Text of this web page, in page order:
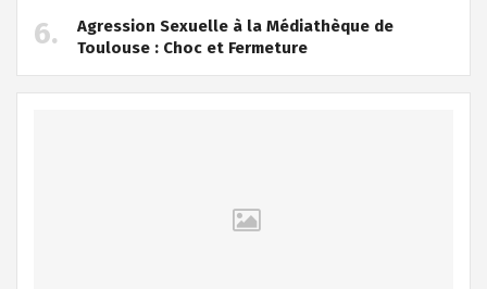
Agression Sexuelle à la Médiathèque de
Toulouse : Choc et Fermeture